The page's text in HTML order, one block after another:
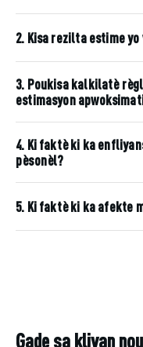
2. Kisa rezilta estime
3. Poukisa kalkilatè
estimasyon
4. Ki faktè ki ka
pèsonèl?
5. Ki faktè ki ka afekte
Gade sa kliyan